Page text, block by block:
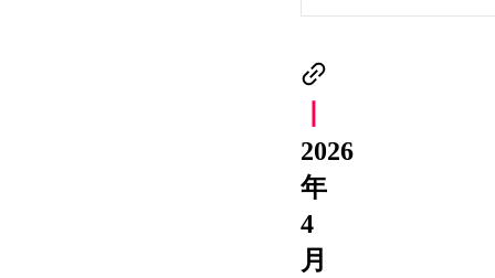
2026
年
4
月